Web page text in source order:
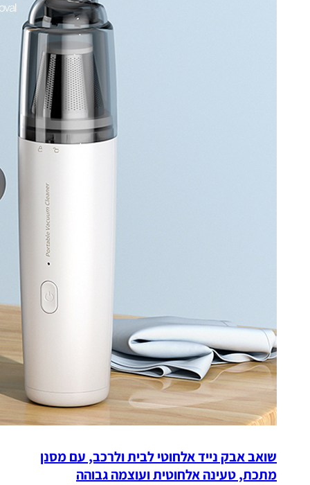
שואב אבק נייד אלחוטי לבית ולרכב, עם מסנן
מתכת, טעינה אלחוטית ועוצמה גבוהה